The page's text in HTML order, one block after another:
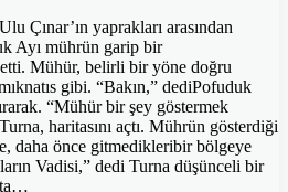
Çınar’ın yaprakları arasından
Ayı mührün garip bir
Mühür, belirli bir yöne doğru
gibi. “Bakın,” dediPofuduk
“Mühür bir şey göstermek
haritasını açtı. Mührün gösterdiği
daha önce gitmedikleribir bölgeye
Vadisi,” dedi Turna düşünceli bir